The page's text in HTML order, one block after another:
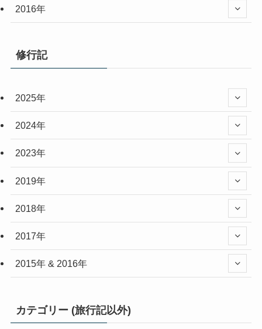
2016年
修行記
2025年
2024年
2023年
2019年
2018年
2017年
2015年 & 2016年
カテゴリー (旅行記以外)